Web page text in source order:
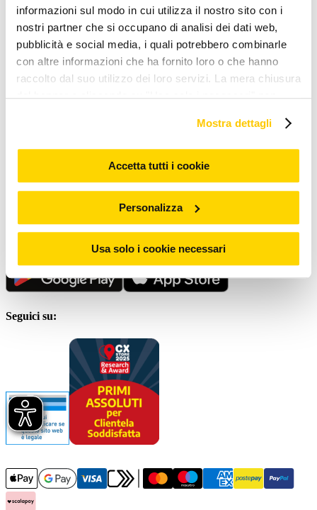
informazioni sul modo in cui utilizza il nostro sito con i
nostri partner che si occupano di analisi dei dati web,
pubblicità e social media, i quali potrebbero combinarle
con altre informazioni che ha fornito loro o che hanno
raccolto dal suo utilizzo dei loro servizi. La mera chiusura
del banner o cliccando su "Usa solo i necessari" non
la nostra cookie policy. Il consenso può essere espresso
cliccando "Accetto tutti i cookie” o selezionando le
diverse categorie di cookies da "Personalizza"
Mostra dettagli
Accetta tutti i cookie
Personalizza
Usa solo i cookie necessari
Iniziative e promozioni
Coupon e codici scontoPrezzi e sconti esposti
(Omnibus)ArcacardVolantino offertePromozioni online 30 anni
Arcaplanet
Black FridayCyber Monday
Corporate & Legal
Cookie PolicyCondizioni di venditaCondizioni
Scarica la nostra App
Seguici su: